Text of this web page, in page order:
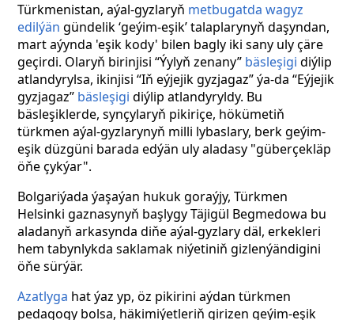
Türkmenistan, aýal-gyzlaryň metbugatda wagyz
edilýän gündelik ‘geýim-eşik’ talaplarynyň daşyndan,
mart aýynda 'eşik kody' bilen bagly iki sany uly çäre
geçirdi. Olaryň birinjisi “Ýylyň zenany” bäsleşigidiýlip
atlandyrylsa, ikinjisi “Iň eýjejik gyzjagaz” ýa-da “Eýjejik
gyzjagaz” bäsleşigidiýlip atlandyryldy. Bu
bäsleşiklerde, synçylaryň pikiriçe, hökümetiň
türkmen aýal-gyzlarynyň milli lybaslary, berk geýim-
eşik düzgüni barada edýän uly aladasy "güberçekläp
öňe çykýar".
Bolgariýada ýaşaýan hukuk goraýjy, Türkmen
Helsinki gaznasynyň başlygy Täjigül Begmedowa bu
aladanyň arkasynda diňe aýal-gyzlary däl, erkekleri
hem tabynlykda saklamak niýetiniň gizlenýändigini
öňe sürýär.
Azatlyga hat ýaz yp, öz pikirini aýdan türkmen
pedagogy bolsa, häkimiýetleriň girizen geýim-eşik